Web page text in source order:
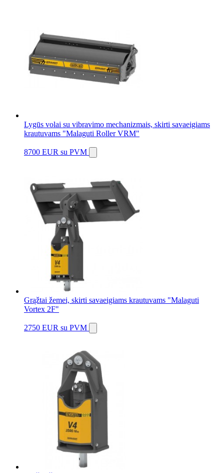
Lygūs volai su vibravimo mechanizmais, skirti savaeigiams
krautuvams "Malaguti Roller VRM"
8700 EUR su PVM
Grąžtai žemei, skirti savaeigiams krautuvams "Malaguti
Vortex 2F"
2750 EUR su PVM